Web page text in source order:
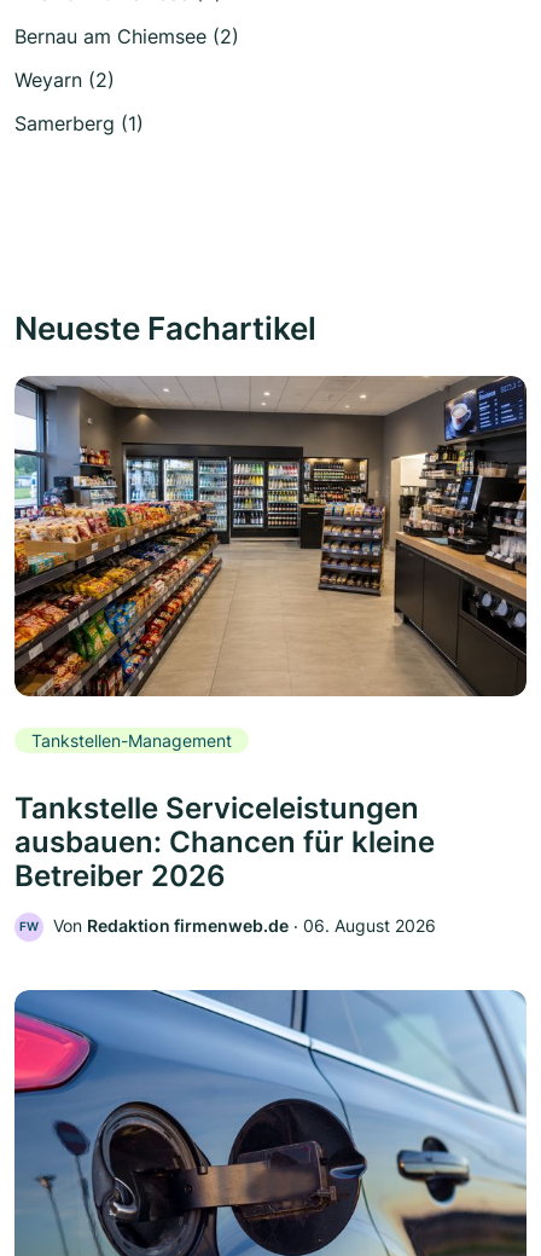
Bernau am Chiemsee (2)
Weyarn (2)
Samerberg (1)
Neueste Fachartikel
Tankstellen-Management
Tankstelle Serviceleistungen
ausbauen: Chancen für kleine
Betreiber 2026
FW Von Redaktion firmenweb.de ‧ 06. August 2026